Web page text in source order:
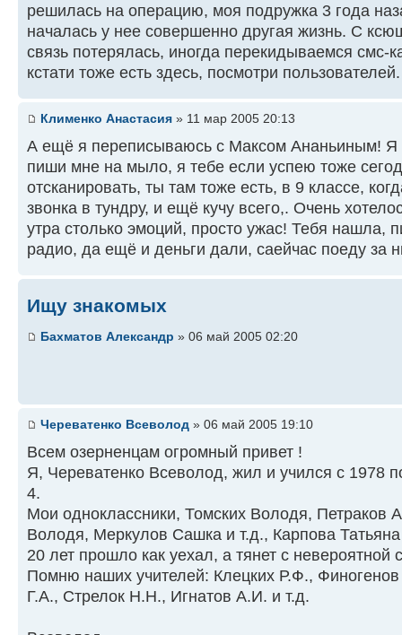
решилась на операцию, моя подружка 3 года
началась у нее совершенно другая жизнь. С
связь потерялась, иногда перекидываемся
кстати тоже есть здесь, посмотри
Клименко Анастасия » 11 мар 2005 20:13
А ещё я переписываюсь с Максом Ананьиным! Я
пиши мне на мыло, я тебе если успею тоже
отсканировать, ты там тоже есть, в 9 классе,
звонка в тундру, и ещё кучу всего,. Очень
утра столько эмоций, просто ужас! Тебя нашла,
радио, да ещё и деньги дали, саейчас поеду за
Ищу знакомых
Бахматов Александр » 06 май 2005 02:20
Череватенко Всеволод » 06 май 2005 19:10
Всем озерненцам огромный привет !
Я, Череватенко Всеволод, жил и учился с 1978
4.
Мои одноклассники, Томских Володя,
Володя, Меркулов Сашка и т.д., Карпова
20 лет прошло как уехал, а тянет с невероятной
Помню наших учителей: Клецких Р.Ф.,
Г.А., Стрелок Н.Н., Игнатов А.И. и т.д.